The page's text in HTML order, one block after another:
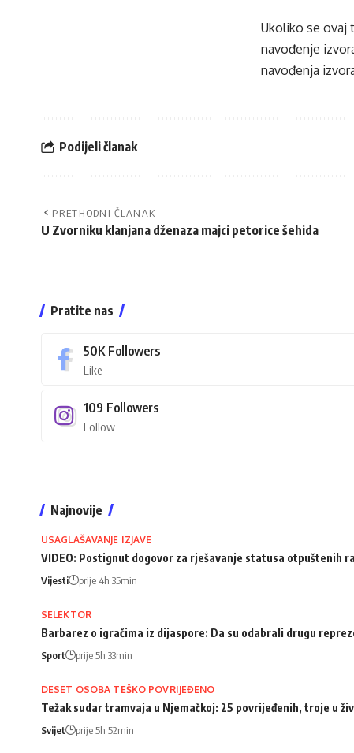
Ukoliko se ovaj
navođenje
navođenja
Podijeli članak
PRETHODNI ČLANAK
U Zvorniku klanjana dženaza majci petorice šehida
Pratite nas
50K Followers
Like
109 Followers
Follow
Najnovije
USAGLAŠAVANJE IZJAVE
VIDEO: Postignut dogovor za rješavanje statusa otpuštenih
Vijesti prije 4h 35min
SELEKTOR
Barbarez o igračima iz dijaspore: Da su odabrali drugu
Sport prije 5h 33min
DESET OSOBA TEŠKO POVRIJEĐENO
Težak sudar tramvaja u Njemačkoj: 25 povrijeđenih, troje u
Svijet prije 5h 52min